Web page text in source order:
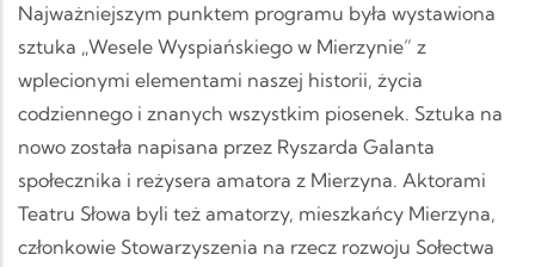
Najważniejszym punktem programu była wystawiona
sztuka „Wesele Wyspiańskiego w Mierzynie” z
wplecionymi elementami naszej historii, życia
codziennego i znanych wszystkim piosenek. Sztuka na
nowo została napisana przez Ryszarda Galanta
społecznika i reżysera amatora z Mierzyna. Aktorami
Teatru Słowa byli też amatorzy, mieszkańcy Mierzyna,
członkowie Stowarzyszenia na rzecz rozwoju Sołectwa